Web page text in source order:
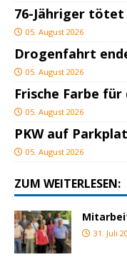
76-Jähriger tötet
05. August 2026
Drogenfahrt
05. August 2026
Frische Farbe
05. August 2026
PKW auf
05. August 2026
ZUM WEITERLESEN:
31. Juli